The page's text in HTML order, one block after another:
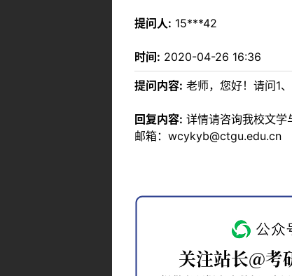
提问人: 15***42
时间: 2020-04-26 16:36
提问内容: 老师，您好！请问1
回复内容: 详情请咨询我校文
邮箱：wcykyb@ctgu.edu.cn